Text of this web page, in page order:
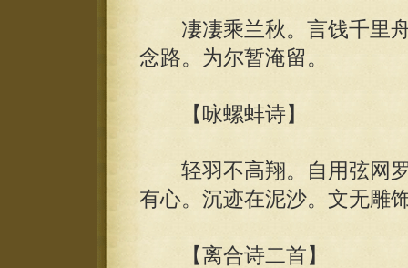
凄凄乘兰秋。言饯千里舟
念路。为尔暂淹留。
【咏螺蚌诗】
轻羽不高翔。自用弦网罗
有心。沉迹在泥沙。文无雕
【离合诗二首】